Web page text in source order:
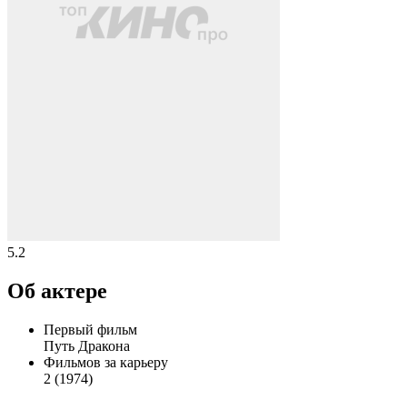
5.2
Об актере
Первый фильм
Путь Дракона
Фильмов за карьеру
2 (1974)